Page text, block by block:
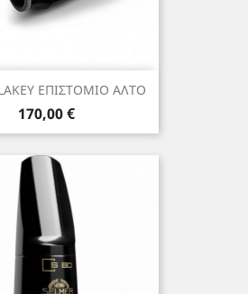
ΕΠΙΣΤΟΜΙΟ ΑΛΤΟ
Τιμή
170,00 €